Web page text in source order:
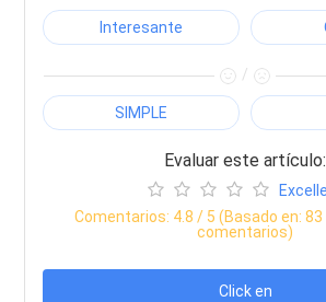
Interesante
/
SIMPLE
Evaluar este artículo:
Comentarios: 4.8 / 5 (Basado en: 83
comentarios)
Click en